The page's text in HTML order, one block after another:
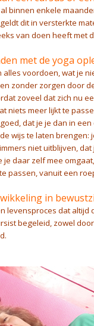
binnen enkele
dit in versterkte
van doen heeft met
met de yoga
alles voordoen, wat je
zonder zorgen door
zoveel dat zich nu
niets meer lijkt te
dat je je dan in
wijs te laten
niet uitblijven,
je daar zelf mee
passen, vanuit een
in
levensproces dat altijd
begeleid, zowel